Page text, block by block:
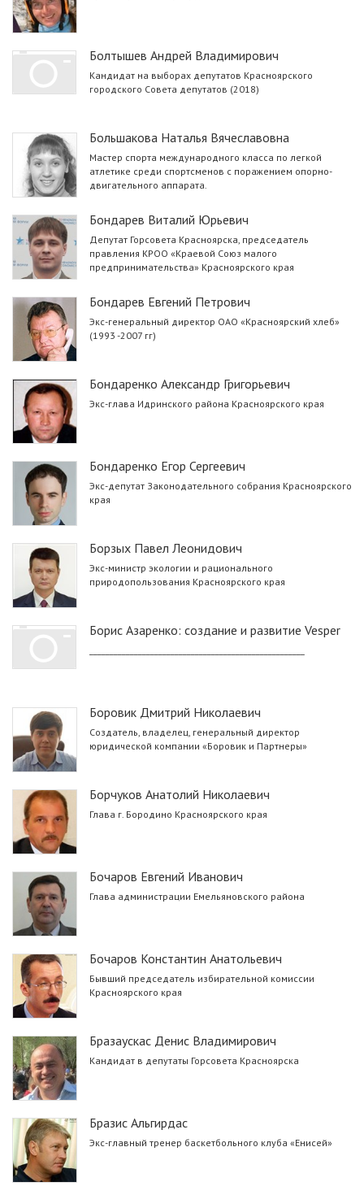
Болтышев Андрей Владимирович
Кандидат на выборах депутатов Красноярского
городского Совета депутатов (2018)
Большакова Наталья Вячеславовна
Мастер спорта международного класса по легкой
атлетике среди спортсменов с поражением опорно-
двигательного аппарата.
Бондарев Виталий Юрьевич
Депутат Горсовета Красноярска, председатель
правления КРОО «Краевой Союз малого
предпринимательства» Красноярского края
Бондарев Евгений Петрович
Экс-генеральный директор ОАО «Красноярский хлеб»
(1993 -2007 гг)
Бондаренко Александр Григорьевич
Экс-глава Идринского района Красноярского края
Бондаренко Егор Сергеевич
Экс-депутат Законодательного собрания Красноярского
края
Борзых Павел Леонидович
Экс-министр экологии и рационального
природопользования Красноярского края
Борис Азаренко: создание и развитие Vesper
Боровик Дмитрий Николаевич
Создатель, владелец, генеральный директор
юридической компании «Боровик и Партнеры»
Борчуков Анатолий Николаевич
Глава г. Бородино Красноярского края
Бочаров Евгений Иванович
Глава администрации Емельяновского района
Бочаров Константин Анатольевич
Бывший председатель избирательной комиссии
Красноярского края
Бразаускас Денис Владимирович
Кандидат в депутаты Горсовета Красноярска
Бразис Альгирдас
Экс-главный тренер баскетбольного клуба «Енисей»